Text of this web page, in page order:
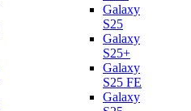
Galaxy
S25
Galaxy
S25+
Galaxy
S25 FE
Galaxy